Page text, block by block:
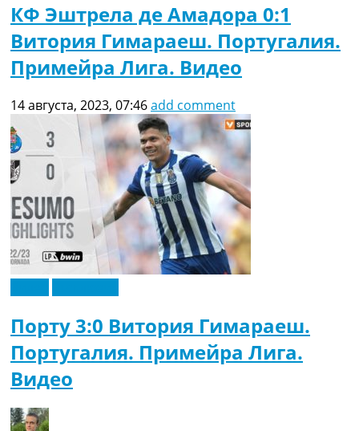
КФ Эштрела де Амадора 0:1
Витория Гимараеш. Португалия.
Примейра Лига. Видео
14 августа, 2023, 07:46add comment
Порту 3:0 Витория Гимараеш.
Португалия. Примейра Лига.
Видео